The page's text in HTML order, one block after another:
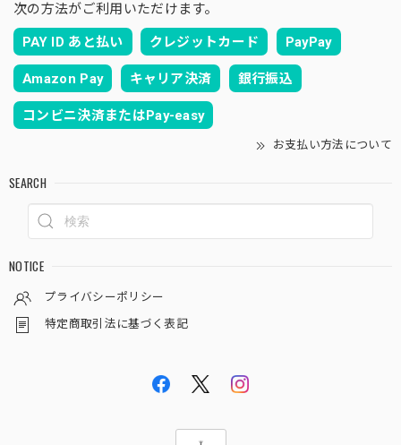
次の方法がご利用いただけます。
PAY ID あと払い クレジットカード PayPay
Amazon Pay キャリア決済 銀行振込
コンビニ決済またはPay-easy
お支払い方法について
SEARCH
NOTICE
プライバシーポリシー
特定商取引法に基づく表記